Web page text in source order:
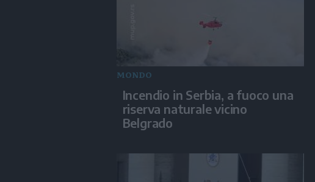
MONDO
Incendio in Serbia, a fuoco una
riserva naturale vicino
Belgrado